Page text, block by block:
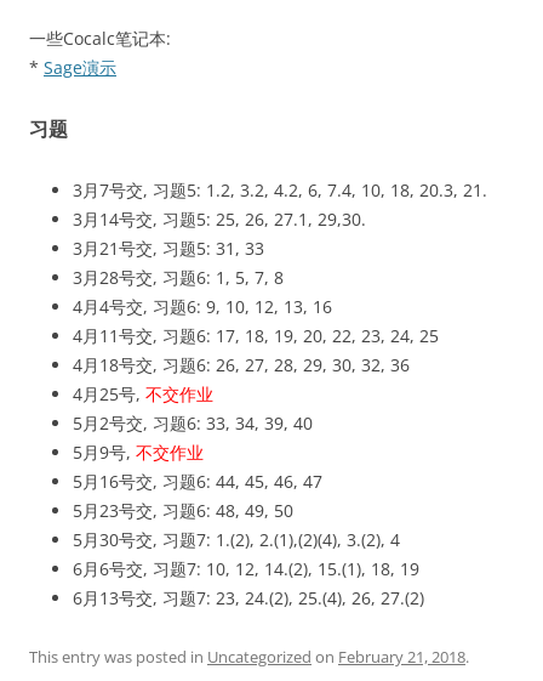
一些Cocalc笔记本:
* Sage演示
习题
3月7号交, 习题5: 1.2, 3.2, 4.2, 6, 7.4, 10, 18, 20.3, 21.
3月14号交, 习题5: 25, 26, 27.1, 29,30.
3月21号交, 习题5: 31, 33
3月28号交, 习题6: 1, 5, 7, 8
4月4号交, 习题6: 9, 10, 12, 13, 16
4月11号交, 习题6: 17, 18, 19, 20, 22, 23, 24, 25
4月18号交, 习题6: 26, 27, 28, 29, 30, 32, 36
4月25号, 不交作业
5月2号交, 习题6: 33, 34, 39, 40
5月9号, 不交作业
5月16号交, 习题6: 44, 45, 46, 47
5月23号交, 习题6: 48, 49, 50
5月30号交, 习题7: 1.(2), 2.(1),(2)(4), 3.(2), 4
6月6号交, 习题7: 10, 12, 14.(2), 15.(1), 18, 19
6月13号交, 习题7: 23, 24.(2), 25.(4), 26, 27.(2)
This entry was posted in Uncategorized on February 21, 2018.